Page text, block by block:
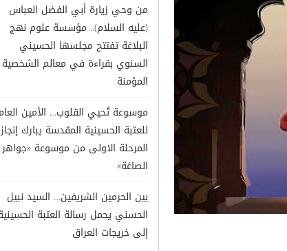
من وحي زيارة أبي الفضل العباس
(عليه السلام).. مؤسسة علوم نهج
البلاغة تفتتح مجلسها الحسيني
السنوي بقراءة في معالم الشخصية
المؤمنة
موسوعة تُحيي القلوب… الأمين
للعتبة الحسينية المقدسة يبارك إنجاز
المرحلة الاولى من موسوعة «جواهر
الصاغة»
بين الحرمين الشريفين… السيد نبيل
الحسني يحمل رسالة العتبة
إلى خريجات العراق